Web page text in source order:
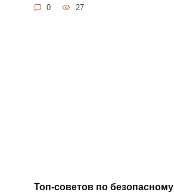
0 27
Топ-советов по безопасному